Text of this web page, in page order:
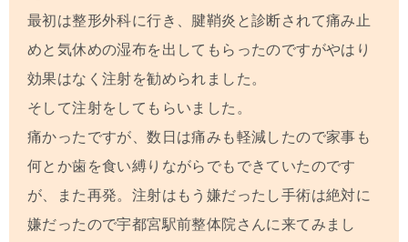
最初は整形外科に行き、腱鞘炎と診断されて痛み止
めと気休めの湿布を出してもらったのですがやはり
効果はなく注射を勧められました。
そして注射をしてもらいました。
痛かったですが、数日は痛みも軽減したので家事も
何とか歯を食い縛りながらでもできていたのです
が、また再発。注射はもう嫌だったし手術は絶対に
嫌だったので宇都宮駅前整体院さんに来てみまし